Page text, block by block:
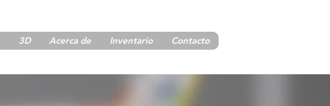
3D Acerca de Inventario Contacto